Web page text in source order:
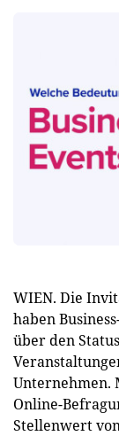
WIEN. Die
haben
über den
Unternehmen.
Online-
Stellenwert